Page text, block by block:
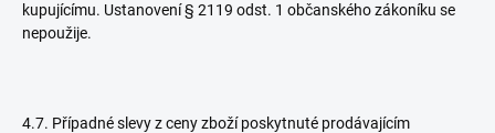
kupujícímu. Ustanovení § 2119 odst. 1 občanského zákoníku se
nepoužije.
4.7. Případné slevy z ceny zboží poskytnuté prodávajícím